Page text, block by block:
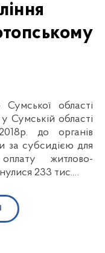
Сумській області
до органів
за субсидією для
житлово-
233 тис.…